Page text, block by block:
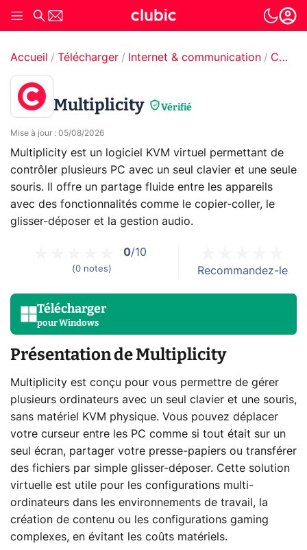
Accueil Télécharger Internet & communication Contrôle à distance
Multiplicity Vérifié
Mise à jour : 05/08/2026
Multiplicity est un logiciel KVM virtuel permettant de
contrôler plusieurs PC avec un seul clavier et une seule
souris. Il offre un partage fluide entre les appareils
avec des fonctionnalités comme le copier-coller, le
glisser-déposer et la gestion audio.
0/10
(0 notes) Recommandez-le
Télécharger
pourWindows
Présentation de Multiplicity
Multiplicity est conçu pour vous permettre de gérer
plusieurs ordinateurs avec un seul clavier et une souris,
sans matériel KVM physique. Vous pouvez déplacer
votre curseur entre les PC comme si tout était sur un
seul écran, partager votre presse-papiers ou transférer
des fichiers par simple glisser-déposer. Cette solution
virtuelle est utile pour les configurations multi-
ordinateurs dans les environnements de travail, la
création de contenu ou les configurations gaming
complexes, en évitant les coûts matériels.